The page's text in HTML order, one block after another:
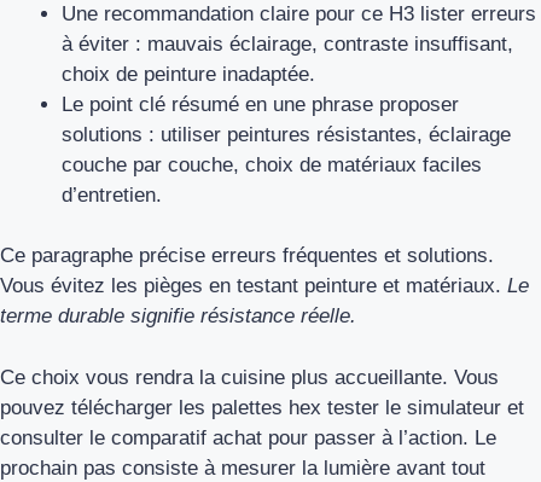
Une recommandation claire pour ce H3 lister erreurs
à éviter : mauvais éclairage, contraste insuffisant,
choix de peinture inadaptée.
Le point clé résumé en une phrase proposer
solutions : utiliser peintures résistantes, éclairage
couche par couche, choix de matériaux faciles
d’entretien.
Ce paragraphe précise erreurs fréquentes et solutions.
Vous évitez les pièges en testant peinture et matériaux. Le
terme durable signifie résistance réelle.
Ce choix vous rendra la cuisine plus accueillante. Vous
pouvez télécharger les palettes hex tester le simulateur et
consulter le comparatif achat pour passer à l’action. Le
prochain pas consiste à mesurer la lumière avant tout